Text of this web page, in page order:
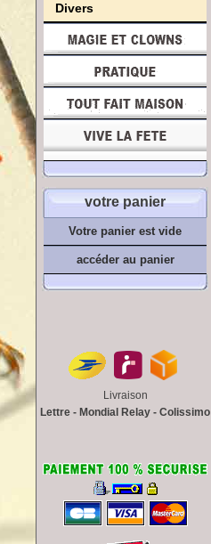
Divers
votre panier
Votre panier est vide
accéder au panier
Livraison
Lettre - Mondial Relay - Colissimo